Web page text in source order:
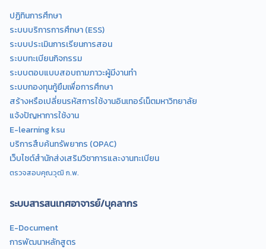
ปฏิทินการศึกษา
ระบบบริการการศึกษา (ESS)
ระบบประเมินการเรียนการสอน
ระบบทะเบียนกิจกรรม
ระบบตอบแบบสอบถามภาวะผู้มีงานทำ
ระบบกองทุนกู้ยืมเพื่อการศึกษา
สร้างหรือเปลี่ยนรหัสการใช้งานอินเทอร์เน็ตมหาวิทยาลัย
แจ้งปัญหาการใช้งาน
E-learning ksu
บริการสืบค้นทรัพยากร (OPAC)
เว็บไซต์สำนักส่งเสริมวิชาการและงานทะเบียน
ตรวจสอบคุณวุฒิ ก.พ.
ระบบสารสนเทศอาจารย์/บุคลากร
E-Document
การพัฒนาหลักสูตร